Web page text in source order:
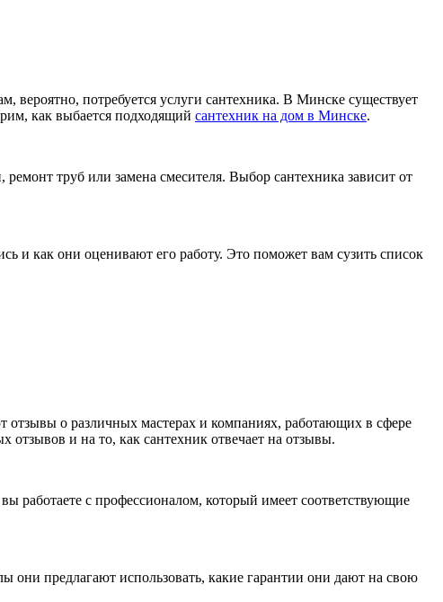
вероятно, потребуется услуги сантехника. В Минске существует
как выбается подходящий сантехник на дом в Минске.
труб или замена смесителя. Выбор сантехника зависит от
и как они оценивают его работу. Это поможет вам сузить список
отзывы о различных мастерах и компаниях, работающих в сфере
и на то, как сантехник отвечает на отзывы.
работаете с профессионалом, который имеет соответствующие
они предлагают использовать, какие гарантии они дают на свою